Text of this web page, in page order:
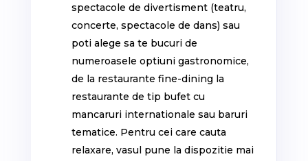
spectacole de divertisment (teatru,
concerte, spectacole de dans) sau
poti alege sa te bucuri de
numeroasele optiuni gastronomice,
de la restaurante fine-dining la
restaurante de tip bufet cu
mancaruri internationale sau baruri
tematice. Pentru cei care cauta
relaxare, vasul pune la dispozitie mai